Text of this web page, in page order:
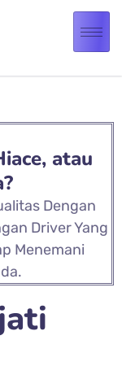
atau
Dengan
Driver Yang
Menemani